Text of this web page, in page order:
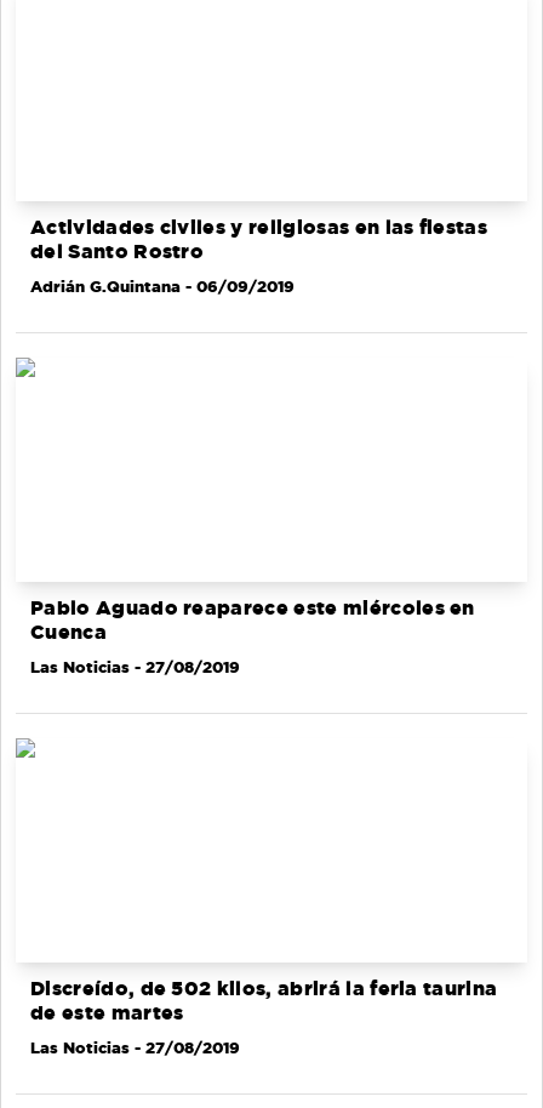
Actividades civiles y religiosas en las fiestas
del Santo Rostro
Adrián G.Quintana - 06/09/2019
Pablo Aguado reaparece este miércoles en
Cuenca
Las Noticias - 27/08/2019
Discreído, de 502 kilos, abrirá la feria taurina
de este martes
Las Noticias - 27/08/2019